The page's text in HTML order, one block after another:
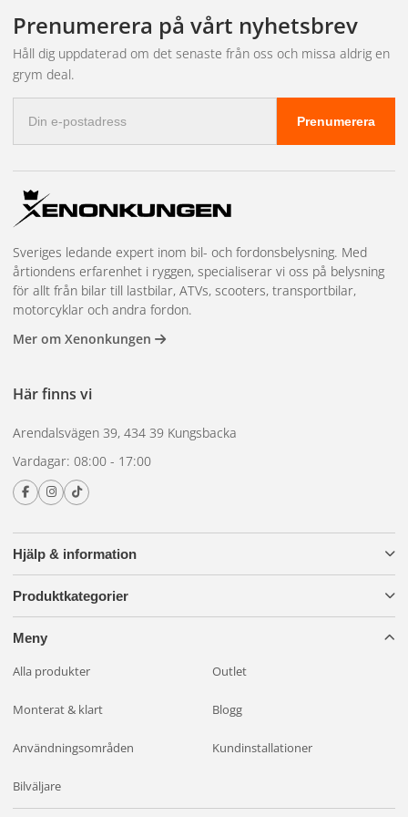
fakturabetalning, mängdrabatter, en dedikerad kundansvarig och
prioriterad lagerreservation på högvolymsartiklar. Vi har även
showroom i Kungsbacka för demonstrationer och teknisk
rådgivning. Läs mer och kom igång på
Prenumerera på vårt nyhetsbrev
Håll dig uppdaterad om det senaste från oss och missa aldrig en
grym deal.
postadress
Prenumerera
Hjälp & information
Produktkategorier
Meny
Alla produkter Outlet
Monterat & klart Blogg
Användningsområden Kundinstallationer
Bilväljare
Sveriges ledande expert inom bil- och fordonsbelysning. Med
årtiondens erfarenhet i ryggen, specialiserar vi oss på belysning
för allt från bilar till lastbilar, ATVs, scooters, transportbilar,
motorcyklar och andra fordon.
Mer om Xenonkungen
Här finns vi
Arendalsvägen 39, 434 39 Kungsbacka
Vardagar: 08:00 - 17:00